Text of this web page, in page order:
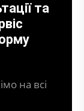
та
на всі